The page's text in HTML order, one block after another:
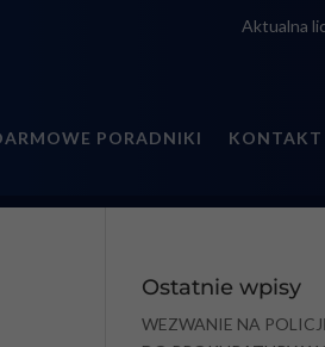
Aktualna
PORADNIKI KONTAKT
Ostatnie wpisy
WEZWANIE NA